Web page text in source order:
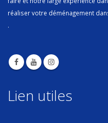
réaliser votre déménagement
.
Lien utiles